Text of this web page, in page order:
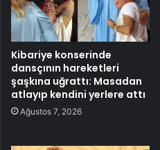
Kibariye konserinde
dansçının hareketleri
şaşkına uğrattı: Masadan
atlayıp kendini yerlere attı
Ağustos 7, 2026